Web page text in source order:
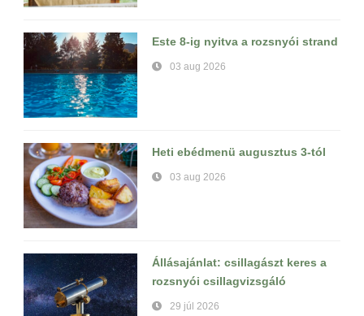
Este 8-ig nyitva a rozsnyói strand
03 aug 2026
Heti ebédmenü augusztus 3-tól
03 aug 2026
Állásajánlat: csillagászt keres a
rozsnyói csillagvizsgáló
29 júl 2026